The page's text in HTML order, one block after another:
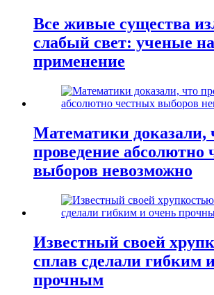
Все живые существа
слабый свет: ученые
применение
Математики доказали,
проведение абсолютно
выборов невозможно
Известный своей
сплав сделали гибким
прочным